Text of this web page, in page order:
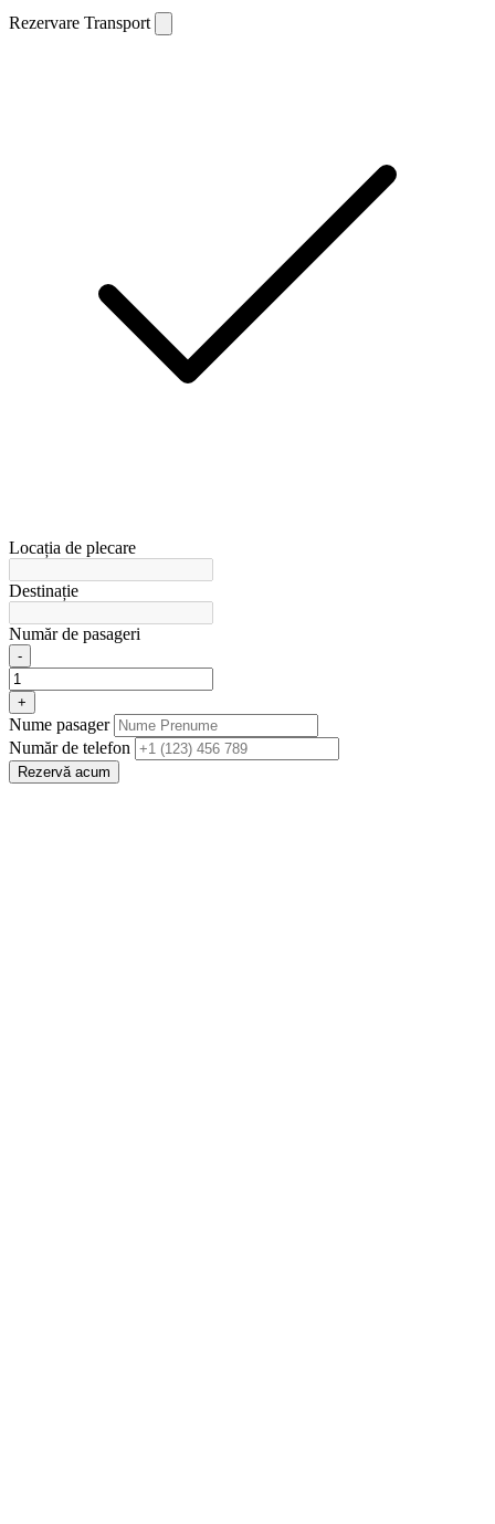
Rezervare Transport
Locația de plecare
Destinație
Număr de pasageri
-
+
Nume pasager
Număr de telefon
Rezervă acum